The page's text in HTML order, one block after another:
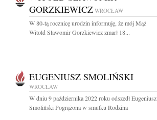
GORZKIEWICZ WROCŁAW
W 80-tą rocznicę urodzin informuję, że mój Mąż
Witold Sławomir Gorzkiewicz zmarł 18...
EUGENIUSZ SMOLIŃSKI
WROCŁAW
W dniu 9 października 2022 roku odszedł Eugeniusz
Smoliński Pogrążona w smutku Rodzina